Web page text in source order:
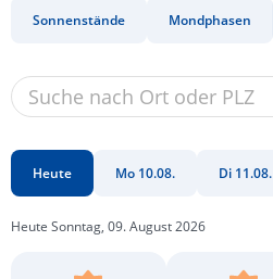
Sonnenstände Mondphasen
Heute Mo 10.08. Di 11.08.
Heute Sonntag, 09. August 2026